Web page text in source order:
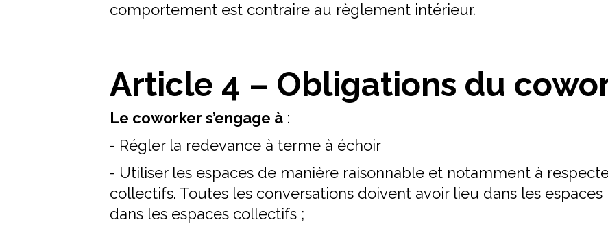
comportement est contraire au règlement intérieur.
Article 4 – Obligations du
Le coworker s’engage à :
- Régler la redevance à terme à échoir
- Utiliser les espaces de manière raisonnable et notamment à
collectifs. Toutes les conversations doivent avoir lieu dans les
dans les espaces collectifs ;